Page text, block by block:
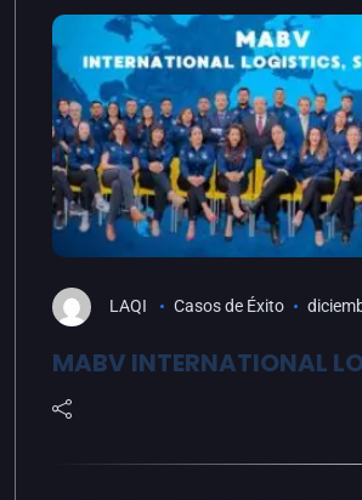
LAQI Casos de Éxito
MABV INTERNATIONAL